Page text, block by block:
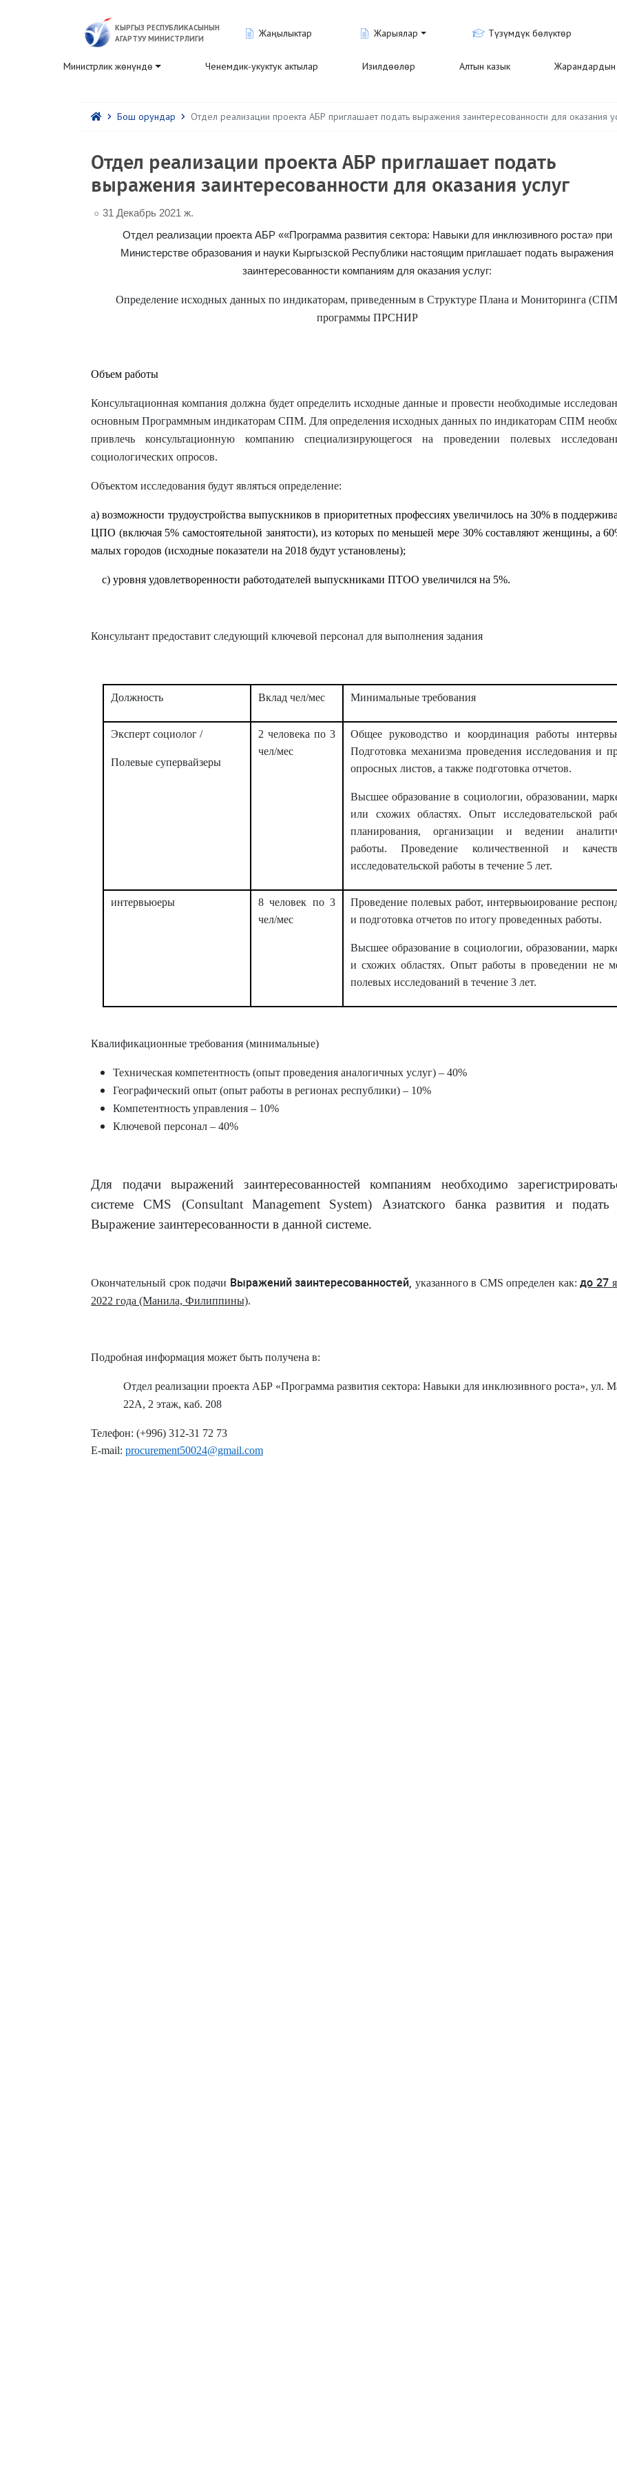
КЫРГЫЗ РЕСПУБЛИКАСЫНЫН
АГАРТУУ МИНИСТРЛИГИ
Жаңылыктар Жарыялар Түзүмдүк бөлүктөр
Министрлик жөнүндө Ченемдик-укуктук актылар Изилдөөлөр Алтын казык Жарандардын
Бош орундар Отдел реализации проекта АБР приглашает подать выражения заинтересованности для оказания
Отдел реализации проекта АБР приглашает подать
выражения заинтересованности для оказания услуг
31 Декабрь 2021 ж.
Отдел реализации проекта АБР ««Программа развития сектора: Навыки для инклюзивного роста» при
Министерстве образования и науки Кыргызской Республики настоящим приглашает подать выражения
заинтересованности компаниям для оказания услуг:
Определение исходных данных по индикаторам, приведенным в Структуре Плана и Мониторинга
программы ПРСНИР
Объем работы
Консультационная компания должна будет определить исходные данные и провести необходимые
основным Программным индикаторам СПМ. Для определения исходных данных по индикаторам СПМ
привлечь консультационную компанию специализирующегося на проведении полевых
социологических опросов.
Объектом исследования будут являться определение:
a) возможности трудоустройства выпускников в приоритетных профессиях увеличилось на 30% в
ЦПО (включая 5% самостоятельной занятости), из которых по меньшей мере 30% составляют женщины, а
малых городов (исходные показатели на 2018 будут установлены);
c) уровня удовлетворенности работодателей выпускниками ПТОО увеличился на 5%.
Консультант предоставит следующий ключевой персонал для выполнения задания
Должность Вклад чел/мес Минимальные требования
Эксперт социолог /
Полевые супервайзеры
2 человека по 3
чел/мес
Общее руководство и координация работы
Подготовка механизма проведения исследования и
опросных листов, а также подготовка отчетов.
Высшее образование в социологии, образовании,
или схожих областях. Опыт исследовательской
планирования, организации и ведении
работы.Проведение количественной и
исследовательской работы в течение 5 лет.
интервьюеры
8 человек по 3
чел/мес
Проведение полевых работ, интервьюирование
и подготовка отчетов по итогу проведенных работы.
Высшее образование в социологии, образовании,
и схожих областях. Опыт работы в проведении не
полевых исследований в течение 3 лет.
Квалификационные требования (минимальные)
Техническая компетентность (опыт проведения аналогичных услуг) – 40%
Географический опыт (опыт работы в регионах республики) – 10%
Компетентность управления – 10%
Ключевой персонал – 40%
Для подачи выражений заинтересованностей компаниям необходимо
системеCMS (Consultant Management System) Азиатского банка развития и подать
Выражение заинтересованности в данной системе.
Окончательный срок подачи Выражений заинтересованностей, указанного в CMS определен как:до 27
2022 года (Манила, Филиппины).
Подробная информация может быть получена в:
Отдел реализации проекта АБР «Программа развития сектора: Навыки для инклюзивного роста», ул.
22А, 2 этаж, каб. 208
Телефон: (+996) 312-31 72 73
E-mail: procurement50024@gmail.com